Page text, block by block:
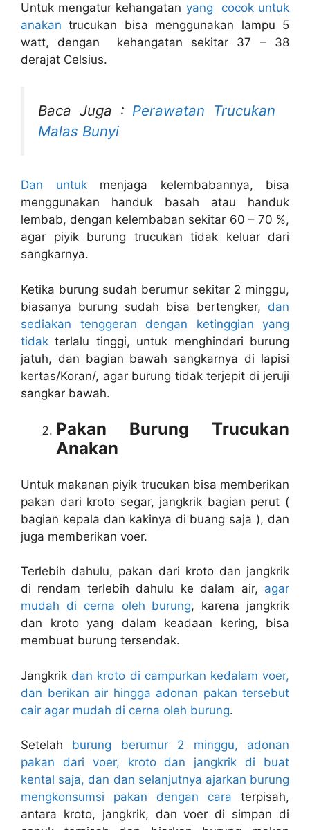
Untuk mengatur kehangatan yang cocok untuk
anakan trucukan bisa menggunakan lampu 5
watt, dengan kehangatan sekitar 37 – 38
derajat Celsius.
Baca Juga : Perawatan Trucukan
Malas Bunyi
Dan untukmenjaga kelembabannya, bisa
menggunakan handuk basah atau handuk
lembab, dengan kelembaban sekitar 60 – 70 %,
agar piyik burung trucukan tidak keluar dari
sangkarnya.
Ketika burung sudah berumur sekitar 2 minggu,
biasanya burung sudah bisa bertengker, dan
sediakan tenggeran dengan ketinggian yang
tidak terlalu tinggi, untuk menghindari burung
jatuh, dan bagian bawah sangkarnya di lapisi
kertas/Koran/, agar burung tidak terjepit di jeruji
sangkar bawah.
Pakan Burung Trucukan
Anakan
Untuk makanan piyik trucukan bisa memberikan
pakan dari kroto segar, jangkrik bagian perut (
bagian kepala dan kakinya di buang saja ), dan
juga memberikan voer.
Terlebih dahulu, pakan dari kroto dan jangkrik
di rendam terlebih dahulu ke dalam air, agar
mudah di cerna oleh burung, karena jangkrik
dan kroto yang dalam keadaan kering, bisa
membuat burung tersendak.
Jangkrik dan kroto di campurkan kedalam voer,
dan berikan air hingga adonan pakan tersebut
cair agar mudah di cerna oleh burung.
Setelah burung berumur 2 minggu, adonan
pakan dari voer, kroto dan jangkrik di buat
kental saja, dan dan selanjutnya ajarkan burung
mengkonsumsi pakan dengan cara terpisah,
antara kroto, jangkrik, dan voer di simpan di